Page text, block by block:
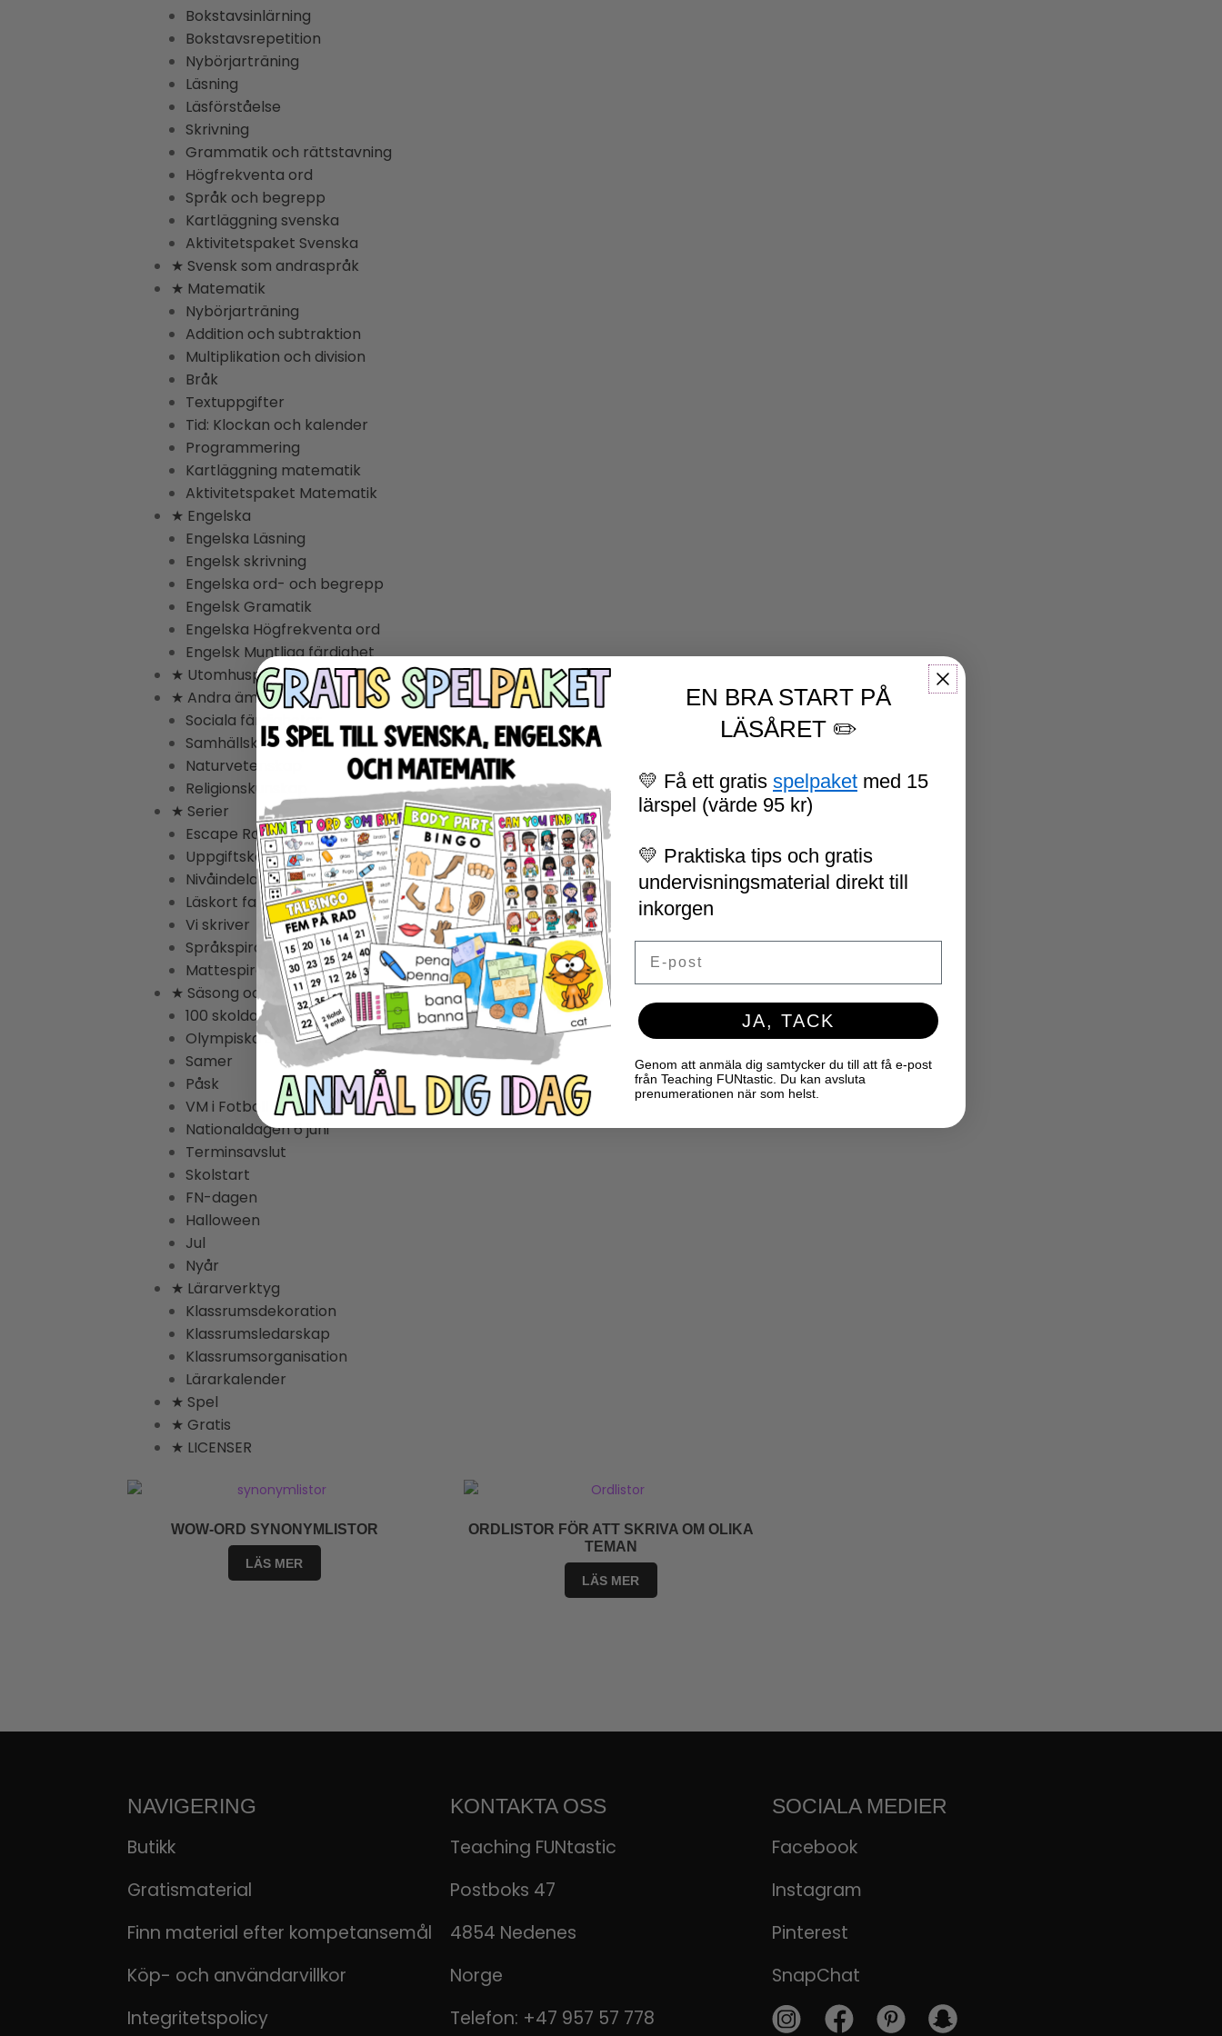
Bokstavsinlärning
Bokstavsrepetition
Nybörjarträning
Läsning
Läsförståelse
Skrivning
Grammatik och rättstavning
Högfrekventa ord
Språk och begrepp
Kartläggning svenska
Aktivitetspaket Svenska
★ Svensk som andraspråk
★ Matematik
Nybörjarträning
Addition och subtraktion
Multiplikation och division
Bråk
Textuppgifter
Tid: Klockan och kalender
Programmering
Kartläggning matematik
Aktivitetspaket Matematik
★ Engelska
Engelska Läsning
Engelsk skrivning
Engelska ord- och begrepp
Engelsk Gramatik
Engelska Högfrekventa ord
Engelsk Muntliga färdighet
★ Utomhuspedagogik
★ Andra ämnen
Sociala färdigheter
Samhällskunskap
Naturvetenskap
Religionskunskap
★ Serier
Escape Rooms
Uppgiftskort Svenska
Nivåindelade Lästexter
Läskort fakta
Vi skriver
Språkspiralen
Mattespiralen
★ Säsong och högtider
100 skoldagar
Olympiska Spelen
Samer
Påsk
VM i Fotboll
Nationaldagen 6 juni
Terminsavslut
Skolstart
FN-dagen
Halloween
Jul
Nyår
★ Lärarverktyg
Klassrumsdekoration
Klassrumsledarskap
Klassrumsorganisation
Lärarkalender
★ Spel
★ Gratis
★ LICENSER
WOW-ORD SYNONYMLISTOR
LÄS MER
ORDLISTOR FÖR ATT SKRIVA OM OLIKA
TEMAN
LÄS MER
NAVIGERING
Butikk
Gratismaterial
Finn material efter kompetansemål
Köp- och användarvillkor
Integritetspolicy
KONTAKTA OSS
Teaching FUNtastic
Postboks 47
4854 Nedenes
Norge
Telefon: +47 957 57 778
SOCIALA MEDIER
Facebook
Instagram
Pinterest
SnapChat
EN BRA START PÅ
LÄSÅRET ✏️
💛 Få ett gratis spelpaket med 15
lärspel (värde 95 kr)
💛 Praktiska tips och gratis
undervisningsmaterial direkt till
inkorgen
JA, TACK
Genom att anmäla dig samtycker du till att få e-post
från Teaching FUNtastic. Du kan avsluta
prenumerationen när som helst.